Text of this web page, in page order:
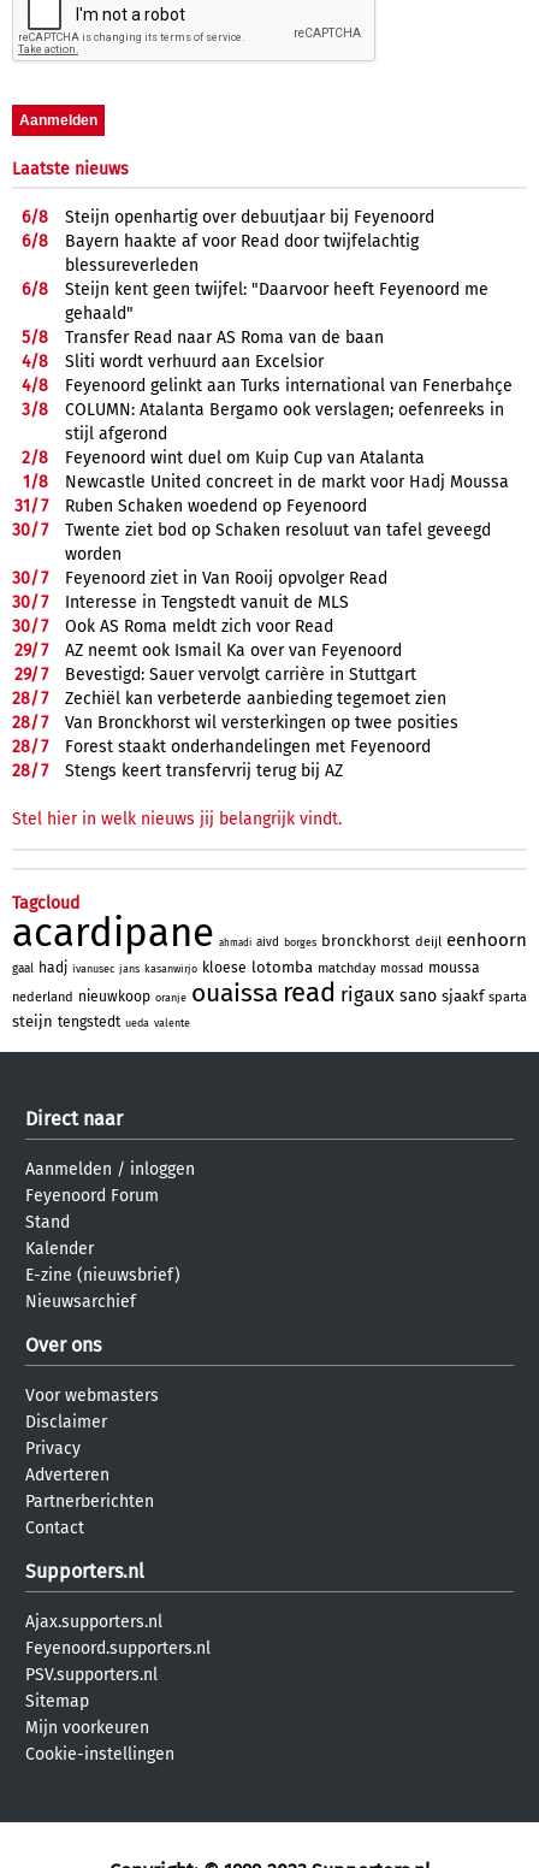
Laatste nieuws
6/8
Steijn openhartig over debuutjaar bij Feyenoord
6/8
Bayern haakte af voor Read door twijfelachtig
blessureverleden
6/8
Steijn kent geen twijfel: "Daarvoor heeft Feyenoord me
gehaald"
5/8
Transfer Read naar AS Roma van de baan
4/8
Sliti wordt verhuurd aan Excelsior
4/8
Feyenoord gelinkt aan Turks international van Fenerbahçe
3/8
COLUMN: Atalanta Bergamo ook verslagen; oefenreeks in
stijl afgerond
2/8
Feyenoord wint duel om Kuip Cup van Atalanta
1/8
Newcastle United concreet in de markt voor Hadj Moussa
31/7
Ruben Schaken woedend op Feyenoord
30/7
Twente ziet bod op Schaken resoluut van tafel geveegd
worden
30/7
Feyenoord ziet in Van Rooij opvolger Read
30/7
Interesse in Tengstedt vanuit de MLS
30/7
Ook AS Roma meldt zich voor Read
29/7
AZ neemt ook Ismail Ka over van Feyenoord
29/7
Bevestigd: Sauer vervolgt carrière in Stuttgart
28/7
Zechiël kan verbeterde aanbieding tegemoet zien
28/7
Van Bronckhorst wil versterkingen op twee posities
28/7
Forest staakt onderhandelingen met Feyenoord
28/7 Stengs keert transfervrij terug bij AZ
Stel hier in welk nieuws jij belangrijk vindt.
Tagcloud
acardipane ahmadi aivd borges bronckhorst deijl eenhoorn
gaal hadj ivanusec jans kasanwirjo kloese lotomba matchday mossad moussa
nederland nieuwkoop oranje ouaissa read rigaux sano sjaakf sparta
steijn tengstedt ueda valente
Direct naar
Aanmelden / inloggen
Feyenoord Forum
Stand
Kalender
E-zine (nieuwsbrief)
Nieuwsarchief
Over ons
Voor webmasters
Disclaimer
Privacy
Adverteren
Partnerberichten
Contact
Supporters.nl
Ajax.supporters.nl
Feyenoord.supporters.nl
PSV.supporters.nl
Sitemap
Mijn voorkeuren
Cookie-instellingen